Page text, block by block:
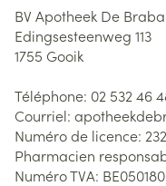
BV Apotheek De
Edingsesteenweg 113
1755 Gooik
Téléphone: 02 532 46
Courriel:
Numéro de licence:
Pharmacien
Numéro TVA: